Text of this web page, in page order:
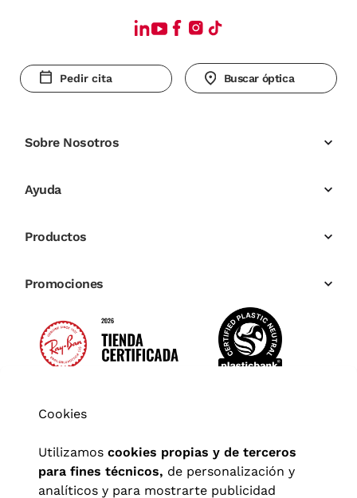
Pedir cita Buscar óptica
Sobre Nosotros
Ayuda
Productos
Promociones
Cookies
Utilizamos cookies propias y de terceros
para fines técnicos, de personalización y
analíticos y para mostrarte publicidad